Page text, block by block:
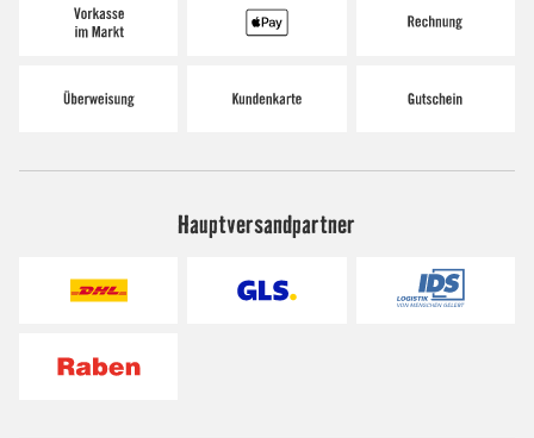
Hauptversandpartner